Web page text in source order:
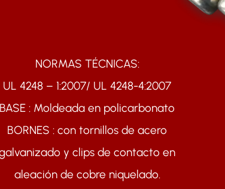
NORMAS TÉCNICAS:
UL 4248 – 1:2007/ UL 4248-4:2007
BASE : Moldeada en policarbonato
BORNES : con tornillos de acero
y clips de contacto en
aleación de cobre niquelado.